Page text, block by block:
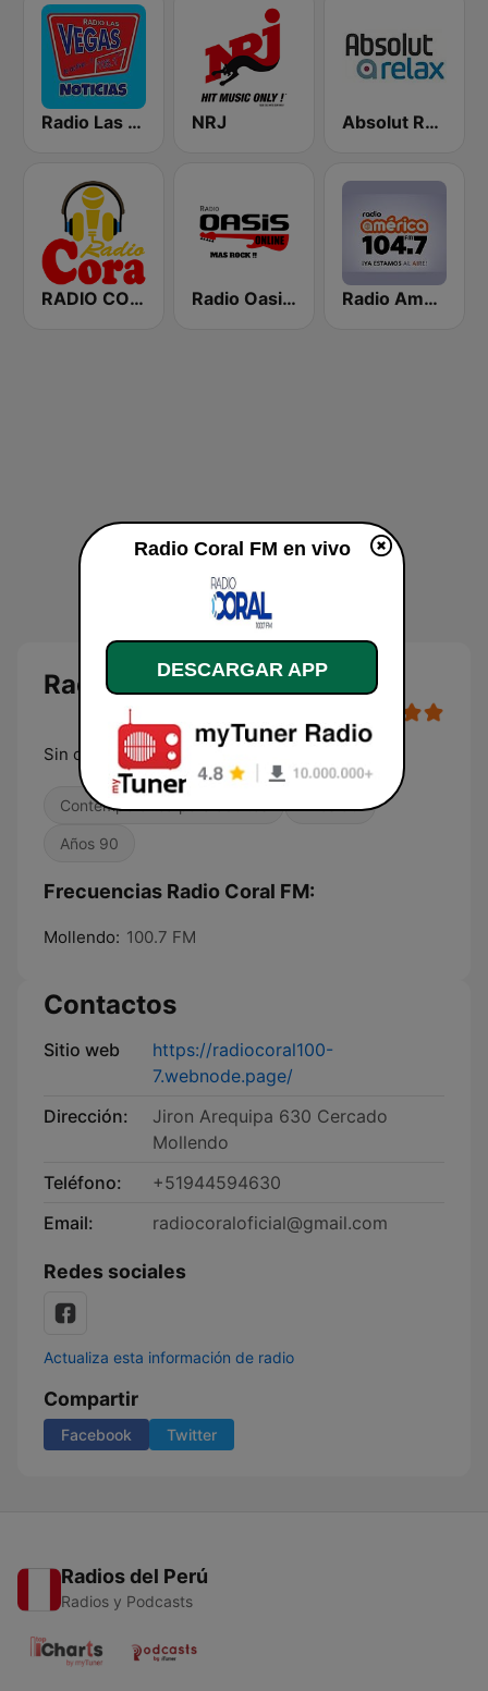
Radio Las Vegas 105.1 FM NRJ Absolut Relax
RADIO CORA 1250 AM Radio Oasis Online Radio América 104.7 FM
Radio Coral FM
Sin clasicos imposible
Contemporánea para adultos Años 80
Años 90
Frecuencias Radio Coral FM:
Mollendo: 100.7 FM
Contactos
Sitio web
https://radiocoral100-
7.webnode.page/
Dirección:
Jiron Arequipa 630 Cercado
Mollendo
Teléfono:
+51944594630
Email:
radiocoraloficial@gmail.com
Redes sociales
Actualiza esta información de radio
Compartir
Facebook Twitter
Radios del Perú
Radios y Podcasts
Radio Coral FM en vivo
DESCARGAR APP